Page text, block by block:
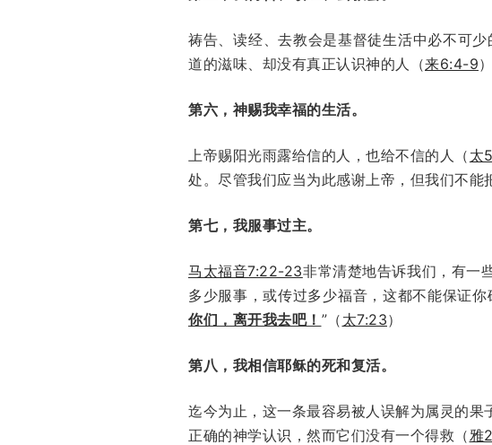
祷告、读经、去教会是基督徒生活中必不可
道的滋味、却没有真正认识神的人（来6:4-9
第六，神赐我幸福的生活。
上帝赐阳光雨露给信的人，也给不信的人（ 太
处。尽管我们应当为此感谢上帝，但我们不能
第七，我服事过主。
马太福音7:22-23非常清楚地告诉我们，有一
多少服事，或传过多少福音，这都不能保证
你们，离开我去吧！ ”（ 太7:23）
第八，我相信耶稣的死和复活。
迄今为止，这一条最容易被人误解为属灵的
正确的神学认识，然而它们没有一个得救（ 雅